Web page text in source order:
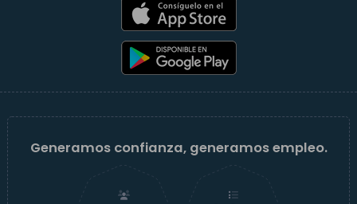
Generamos confianza, generamos empleo.